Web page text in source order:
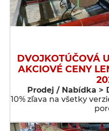
DVOJKOTÚČOVÁ
AKCIOVÉ CENY
Prodej / Nabídka >
10% zľava na všetky